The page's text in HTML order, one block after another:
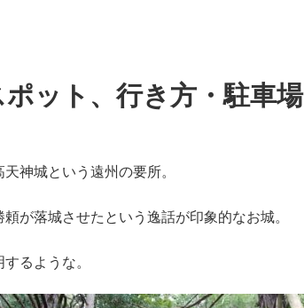
ット、行き方・駐車場
神城という遠州の要所。
が落城させたという逸話が印象的なお城。
るような。